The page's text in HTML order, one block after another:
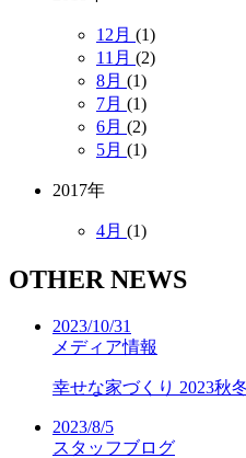
12月 (1)
11月 (2)
8月 (1)
7月 (1)
6月 (2)
5月 (1)
2017年
4月 (1)
OTHER NEWS
2023/10/31
メディア情報
幸せな家づくり 2023秋
2023/8/5
スタッフブログ